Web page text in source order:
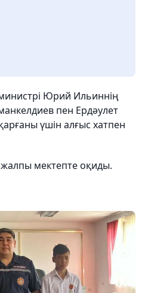
Юрий Ильиннің
пен Ердәулет
үшін алғыс хатпен
мектепте оқиды.